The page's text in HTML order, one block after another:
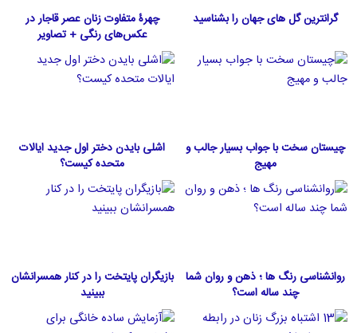
گرانترین گل های جهان را بشناسید
چهرۀ متفاوت زنان عصر قاجار در
عکس‌های رنگی + تصاویر
چیستان سخت با جواب بسیار جالب و
مهیج
اشلی بایدن دختر اول جدید ایالات
متحده كيست؟
روانشناسی رنگ ها ؛ ذهن و روان شما
چند ساله است؟
بازیگران پایتخت را در کنار همسرانشان
ببینید